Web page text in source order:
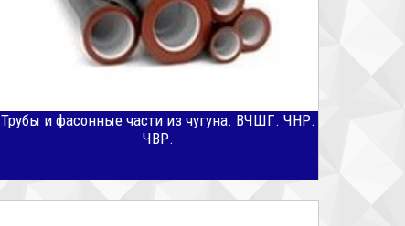
Трубы и фасонные части из чугуна. ВЧШГ. ЧНР.
ЧВР.